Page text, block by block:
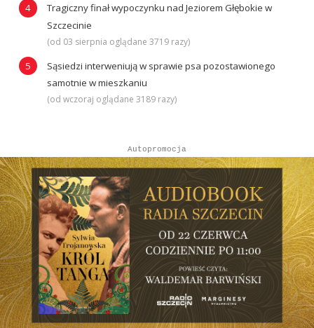
Tragiczny finał wypoczynku nad Jeziorem Głębokie w
Szczecinie
(od 03 sierpnia oglądane 3719 razy)
Sąsiedzi interweniują w sprawie psa pozostawionego
samotnie w mieszkaniu
(od wczoraj oglądane 3189 razy)
Autopromocja